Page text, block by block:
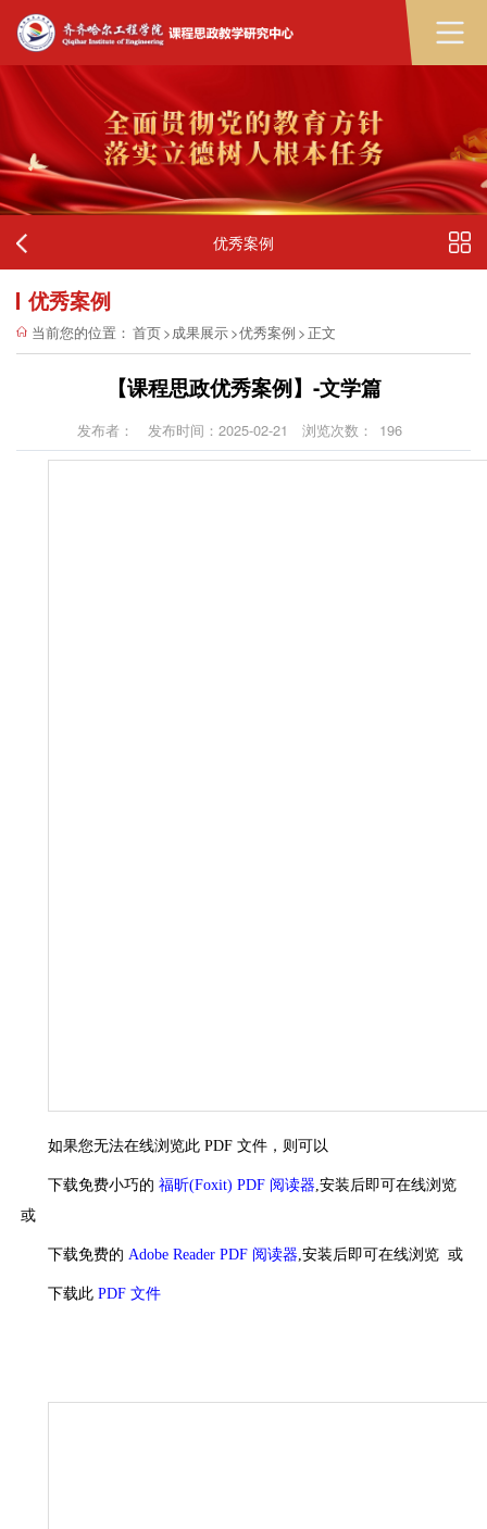
优秀案例
优秀案例
当前您的位置： 首页>成果展示>优秀案例 >正文
【课程思政优秀案例】-文学篇
发布者： 发布时间：2025-02-21 浏览次数： 196
如果您无法在线浏览此 PDF 文件，则可以
下载免费小巧的 福昕(Foxit) PDF 阅读器 ,安装后即可在线浏览
或
下载免费的 Adobe Reader PDF 阅读器 ,安装后即可在线浏览 或
下载此 PDF 文件